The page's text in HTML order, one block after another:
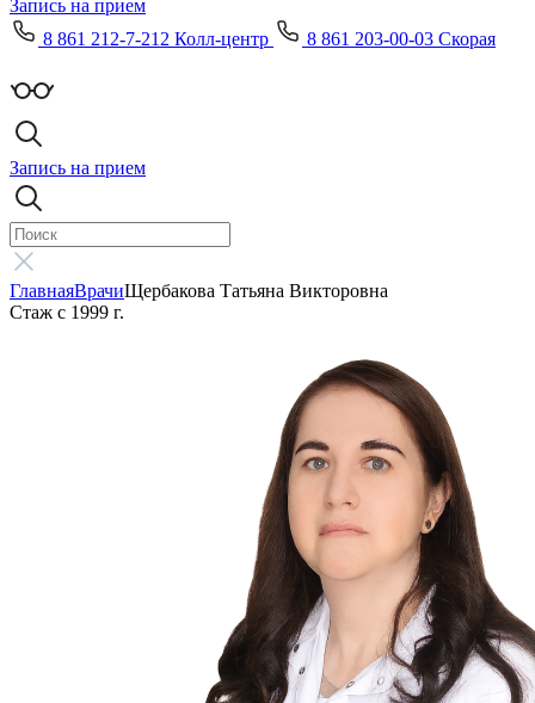
Запись на прием
8 861 212-7-212 Колл-центр
8 861 203-00-03 Скорая
Запись на прием
ГлавнаяВрачиЩербакова Татьяна Викторовна
Стаж с 1999 г.